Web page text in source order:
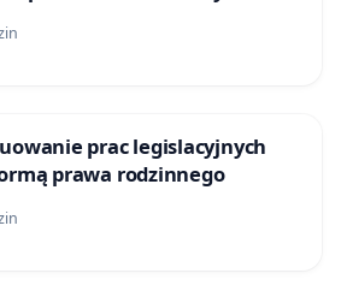
prac legislacyjnych
prawa rodzinnego